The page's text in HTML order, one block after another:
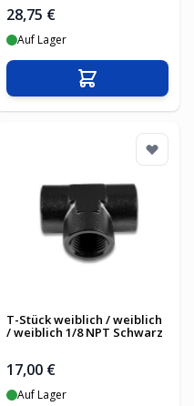
28,75 €
Auf Lager
In den
T-Stück weiblich / weiblich
/ weiblich 1/8 NPT Schwarz
17,00 €
Auf Lager